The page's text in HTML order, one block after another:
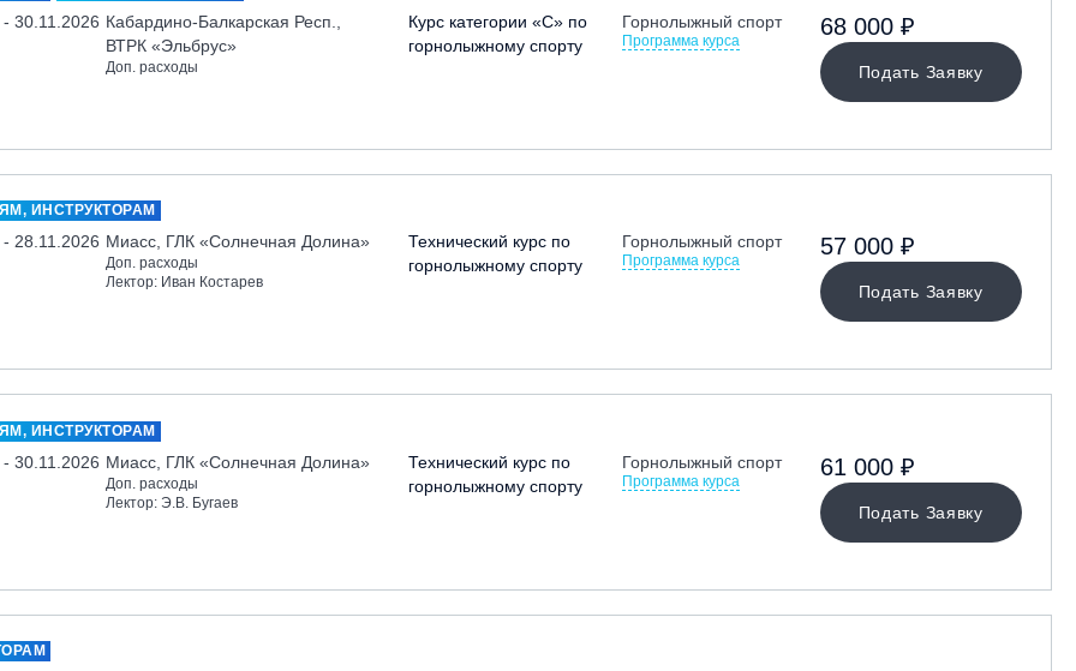
30.11.2026 Кабардино-Балкарская Респ.,
ВТРК «Эльбрус»
Доп. расходы
Курс категории «С» по
горнолыжному спорту
Горнолыжный спорт
Программа курса
Подать Заявку
68 000 ₽
ИНСТРУКТОРАМ
28.11.2026 Миасс, ГЛК «Солнечная Долина»
Доп. расходы
Лектор: Иван Костарев
Технический курс по
горнолыжному спорту
Горнолыжный спорт
Программа курса
Подать Заявку
57 000 ₽
ИНСТРУКТОРАМ
30.11.2026 Миасс, ГЛК «Солнечная Долина»
Доп. расходы
Лектор: Э.В. Бугаев
Технический курс по
горнолыжному спорту
Горнолыжный спорт
Программа курса
Подать Заявку
61 000 ₽